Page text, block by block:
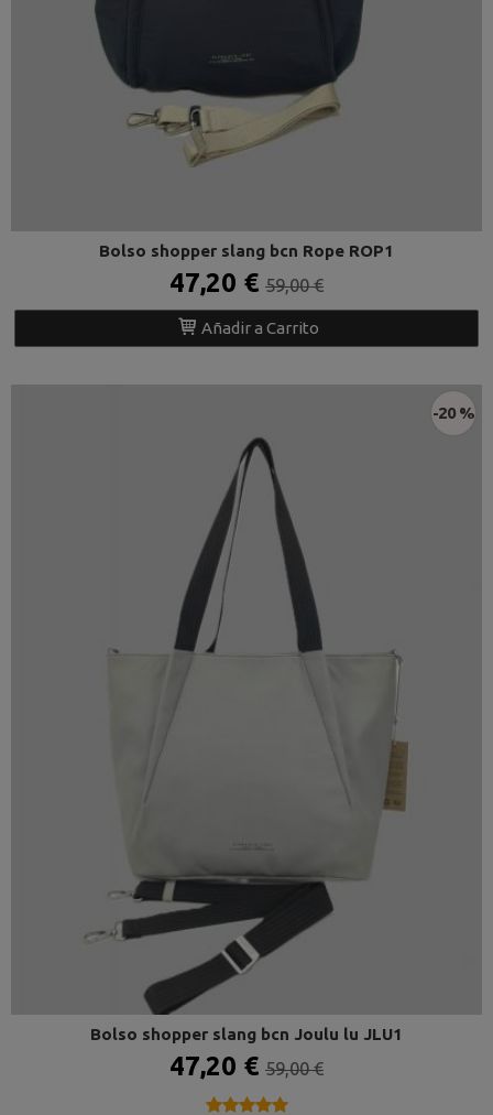
Bolso shopper slang bcn Rope ROP1
47,20 € 59,00 €
Añadir a Carrito
-20 %
Bolso shopper slang bcn Joulu lu JLU1
47,20 € 59,00 €
★★★★★
★★★★★